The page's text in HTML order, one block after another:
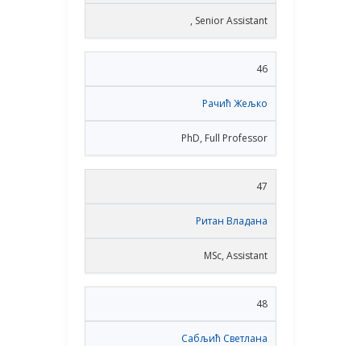
, Senior Assistant
46
Рачић Жељко
PhD, Full Professor
47
Ритан Владана
MSc, Assistant
48
Сабљић Светлана